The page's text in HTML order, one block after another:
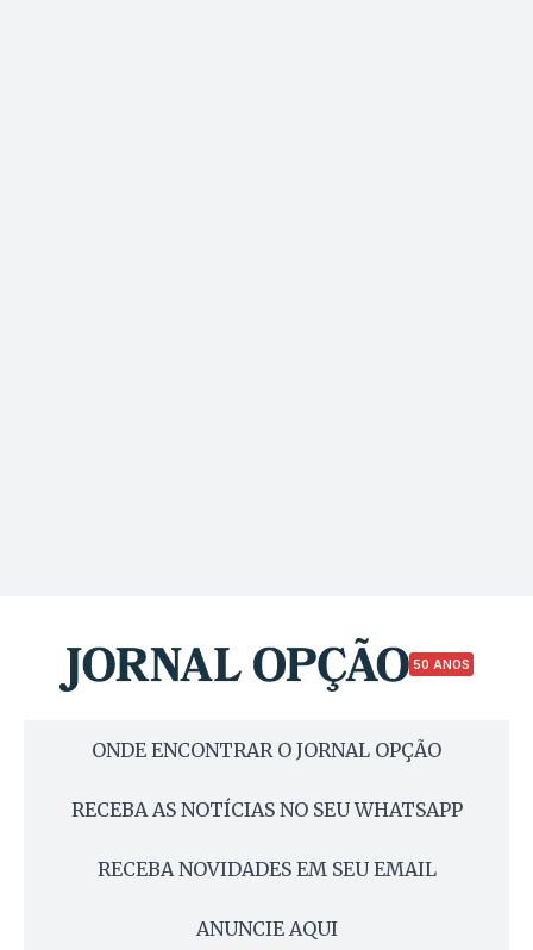
50 ANOS
ONDE ENCONTRAR O JORNAL OPÇÃO
RECEBA AS NOTÍCIAS NO SEU WHATSAPP
RECEBA NOVIDADES EM SEU EMAIL
ANUNCIE AQUI